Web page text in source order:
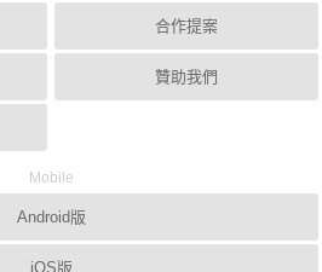
合作提案
贊助我們
Mobile
Android版
iOS版